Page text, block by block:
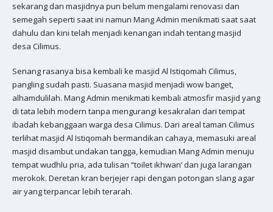
sekarang dan masjidnya pun belum mengalami renovasi dan
semegah seperti saat ini namun Mang Admin menikmati saat saat
dahulu dan kini telah menjadi kenangan indah tentang masjid
desa Cilimus.
Senang rasanya bisa kembali ke masjid Al Istiqomah Cilimus,
pangling sudah pasti. Suasana masjid menjadi wow banget,
alhamdulilah. Mang Admin menikmati kembali atmosfir masjid yang
di tata lebih modern tanpa mengurangi kesakralan dari tempat
ibadah kebanggaan warga desa Cilimus. Dari areal taman Cilimus
terlihat masjid Al Istiqomah bermandikan cahaya, memasuki areal
masjid disambut undakan tangga, kemudian Mang Admin menuju
tempat wudhlu pria, ada tulisan “toilet ikhwan’ dan juga larangan
merokok. Deretan kran berjejer rapi dengan potongan slang agar
air yang terpancar lebih terarah.